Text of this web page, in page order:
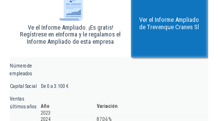
Ve el Informe Ampliado. ¡Es gratis!
Regístrese en eInforma y le regalamos el
Informe Ampliado de esta empresa
Ver el Informe Ampliado
de Trevenque Cranes Sl
Número de
empleados
Capital Social De 0 a 3.100 €
Ventas
últimos años
Año
Variación
2023
2024
87,06 %